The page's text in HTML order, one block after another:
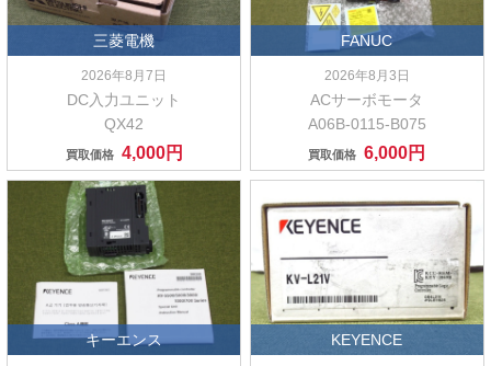
三菱電機
2026年8月7日
DC入力ユニット
QX42
買取価格 4,000円
FANUC
2026年8月3日
ACサーボモータ
A06B-0115-B075
買取価格 6,000円
キーエンス KEYENCE